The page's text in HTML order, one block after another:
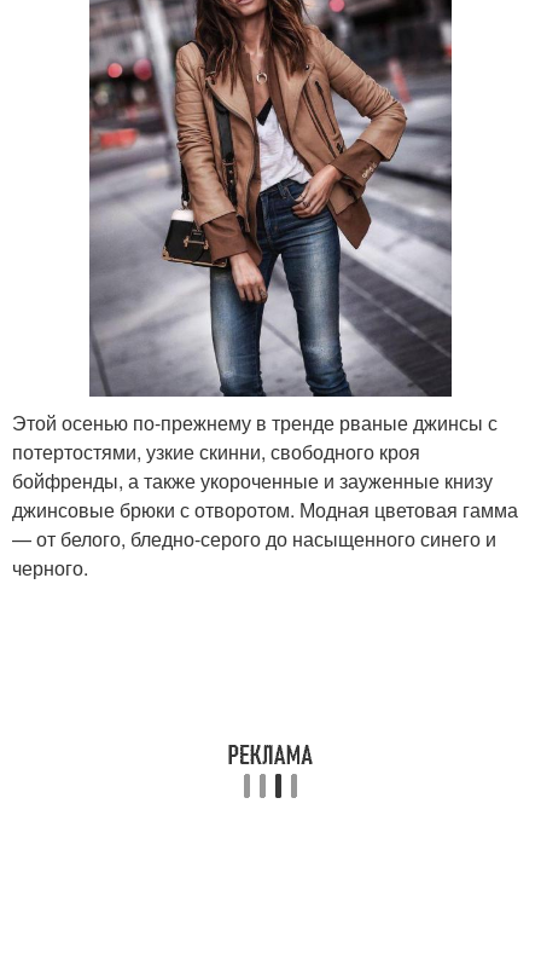
Этой осенью по-прежнему в тренде рваные джинсы с
потертостями, узкие скинни, свободного кроя
бойфренды, а также укороченные и зауженные книзу
джинсовые брюки с отворотом. Модная цветовая гамма
— от белого, бледно-серого до насыщенного синего и
черного.